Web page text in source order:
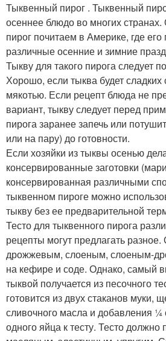
Тыквенный пирог . Тыквенный
осеннее блюдо во многих
пирог почитаем в Америке, где
различные осенние и зимние
Тыкву для такого пирога следует
Хорошо, если тыква будет сладких
мякотью. Если рецепт блюда не
вариант, тыкву следует перед
пирога заранее запечь или
или на пару) до готовности.
Если хозяйки из тыквы осенью
консервированные заготовки
консервированная различными
тыквенном пироге можно
тыкву без ее предварительной
Тесто для тыквенного пирога
рецепты могут предлагать
дрожжевым, слоеным, слоеным-
на кефире и соде. Однако, самый
тыквой получается из песочного
готовится из двух стаканов муки,
сливочного масла и добавления ¼
одного яйца к тесту. Тесто должно